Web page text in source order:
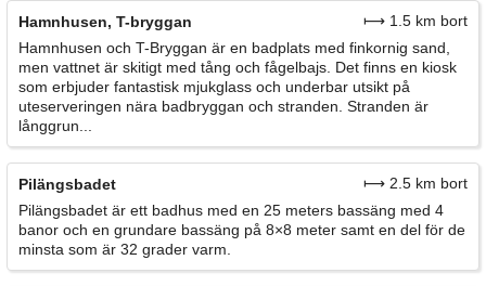
Hamnhusen, T-bryggan
⟼ 1.5 km bort
Hamnhusen och T-Bryggan är en badplats med finkornig sand,
men vattnet är skitigt med tång och fågelbajs. Det finns en kiosk
som erbjuder fantastisk mjukglass och underbar utsikt på
uteserveringen nära badbryggan och stranden. Stranden är
långgrun...
Pilängsbadet
⟼ 2.5 km bort
Pilängsbadet är ett badhus med en 25 meters bassäng med 4
banor och en grundare bassäng på 8×8 meter samt en del för de
minsta som är 32 grader varm.